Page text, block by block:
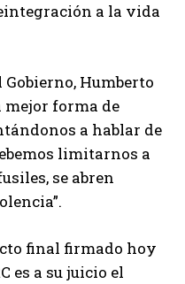
a la vida
Humberto
mejor forma de
a hablar de
limitarnos a
se abren
final firmado hoy
es a su juicio el